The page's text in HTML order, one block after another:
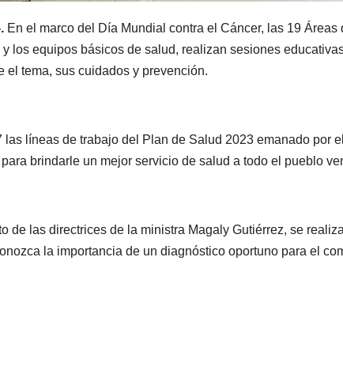
En el marco del Día Mundial contra el Cáncer, las 19
los equipos básicos de salud, realizan sesiones
el tema, sus cuidados y prevención.
las líneas de trabajo del Plan de Salud 2023 emanado por
brindarle un mejor servicio de salud a todo el pueblo
de las directrices de la ministra Magaly Gutiérrez, se
la importancia de un diagnóstico oportuno para el